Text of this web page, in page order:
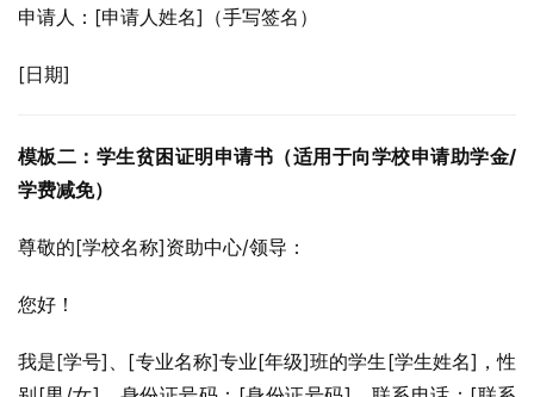
申请人：[申请人姓名]（手写签名）
[日期]
模板二：学生贫困证明申请书（适用于向学校申请助学金/
学费减免）
尊敬的[学校名称]资助中心/领导：
您好！
我是[学号]、[专业名称]专业[年级]班的学生[学生姓名]，性